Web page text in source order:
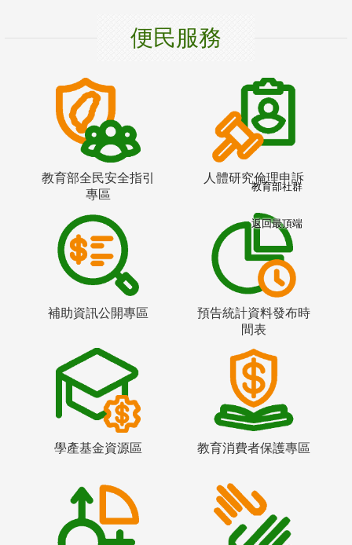
便民服務
教育部全民安全指引
專區
人體研究倫理申訴
補助資訊公開專區
預告統計資料發布時
間表
學產基金資源區 教育消費者保護專區
教育部社群
返回最頂端